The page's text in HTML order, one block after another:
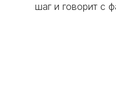
шаг и говорит с